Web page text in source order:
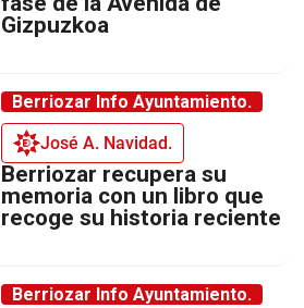
Gizpuzkoa
Berriozar Info Ayuntamiento.
José A. Navidad.
Berriozar recupera su
memoria con un libro que
recoge su historia reciente
Berriozar Info Ayuntamiento.